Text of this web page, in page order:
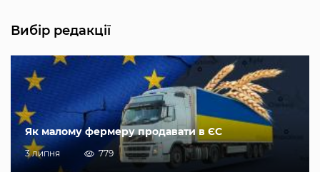
Вибір редакції
Як малому фермеру продавати в ЄС
3 липня 779